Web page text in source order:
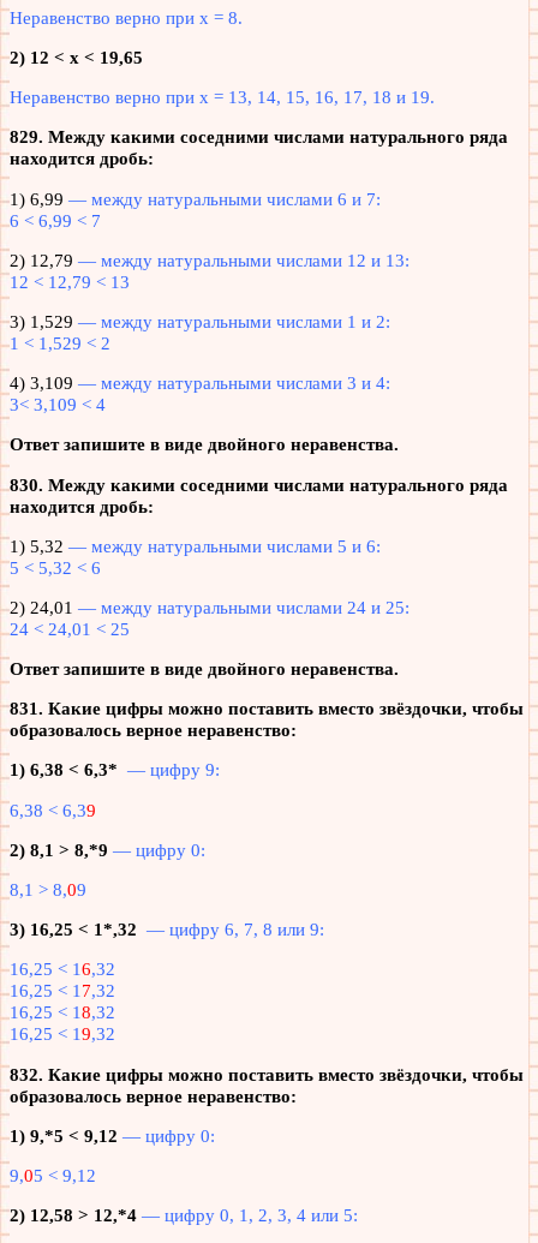
Неравенство верно при х = 8.
2) 12 < х < 19,65
Неравенство верно при х = 13, 14, 15, 16, 17, 18 и 19.
829. Между какими соседними числами натурального ряда
находится дробь:
1) 6,99 — между натуральными числами 6 и 7:
6 < 6,99 < 7
2) 12,79 — между натуральными числами 12 и 13:
12 < 12,79 < 13
3) 1,529 — между натуральными числами 1 и 2:
1 < 1,529 < 2
4) 3,109 — между натуральными числами 3 и 4:
3< 3,109 < 4
Ответ запишите в виде двойного неравенства.
830. Между какими соседними числами натурального ряда
находится дробь:
1) 5,32 — между натуральными числами 5 и 6:
5 < 5,32 < 6
2) 24,01 — между натуральными числами 24 и 25:
24 < 24,01 < 25
Ответ запишите в виде двойного неравенства.
831. Какие цифры можно поставить вместо звёздочки, чтобы
образовалось верное неравенство:
1) 6,38 < 6,3* — цифру 9:
6,38 < 6,39
2) 8,1 > 8,*9 — цифру 0:
8,1 > 8,09
3) 16,25 < 1*,32 — цифру 6, 7, 8 или 9:
16,25 < 16,32
16,25 < 17,32
16,25 < 18,32
16,25 < 19,32
832. Какие цифры можно поставить вместо звёздочки, чтобы
образовалось верное неравенство:
1) 9,*5 < 9,12 — цифру 0:
9,05 < 9,12
2) 12,58 > 12,*4 — цифру 0, 1, 2, 3, 4 или 5: